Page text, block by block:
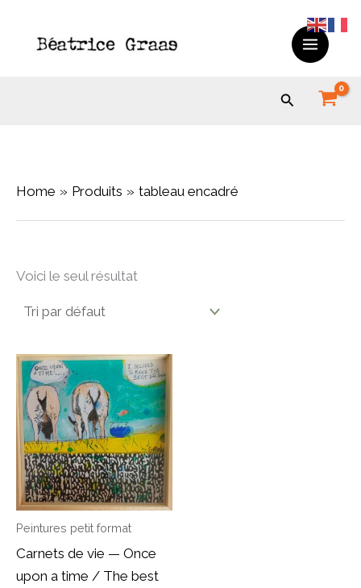
Search
Home Produits tableau encadré
Voici le seul résultat
Peintures petit format
Carnets de vie — Once
upon a time / The best